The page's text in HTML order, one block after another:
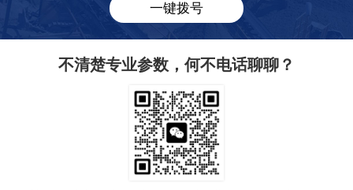
一键拨号
不清楚专业参数，何不电话聊聊？